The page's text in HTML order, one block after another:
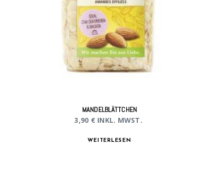
MANDELBLÄTTCHEN
3,90 € INKL. MWST.
WEITERLESEN